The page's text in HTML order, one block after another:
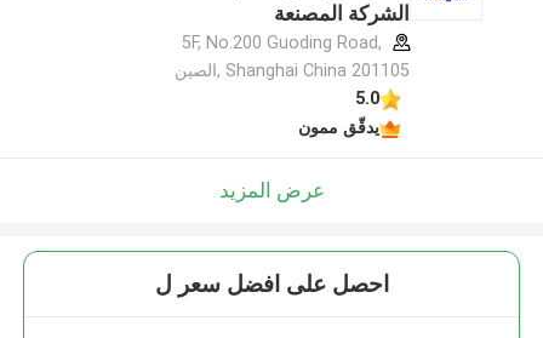
الشركة المصنعة
5F, No.200 Guoding Road,
Shanghai China 201105 ,الصين
5.0
يدقّق ممون
عرض المزيد
احصل على افضل سعر ل